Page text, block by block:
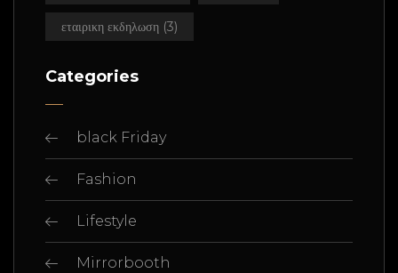
εταιρικη εκδηλωση (3)
Categories
black Friday
Fashion
Lifestyle
Mirrorbooth